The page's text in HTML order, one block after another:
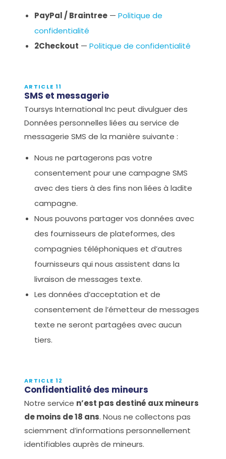
PayPal / Braintree — Politique de
confidentialité
2Checkout — Politique de confidentialité
ARTICLE 11
SMS et messagerie
Toursys International Inc peut divulguer des
Données personnelles liées au service de
messagerie SMS de la manière suivante :
Nous ne partagerons pas votre
consentement pour une campagne SMS
avec des tiers à des fins non liées à ladite
campagne.
Nous pouvons partager vos données avec
des fournisseurs de plateformes, des
compagnies téléphoniques et d’autres
fournisseurs qui nous assistent dans la
livraison de messages texte.
Les données d’acceptation et de
consentement de l’émetteur de messages
texte ne seront partagées avec aucun
tiers.
ARTICLE 12
Confidentialité des mineurs
Notre service n’est pas destiné aux mineurs
de moins de 18 ans. Nous ne collectons pas
sciemment d’informations personnellement
identifiables auprès de mineurs.